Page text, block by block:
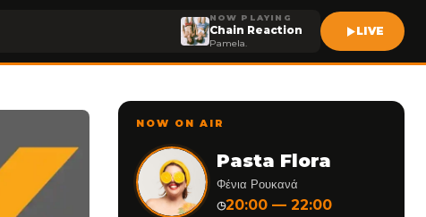
NOW PLAYING
Chain Reaction
Pamela.
LIVE
NOW ON AIR
Pasta Flora
Φένια Ρουκανά
◷20:00 — 22:00